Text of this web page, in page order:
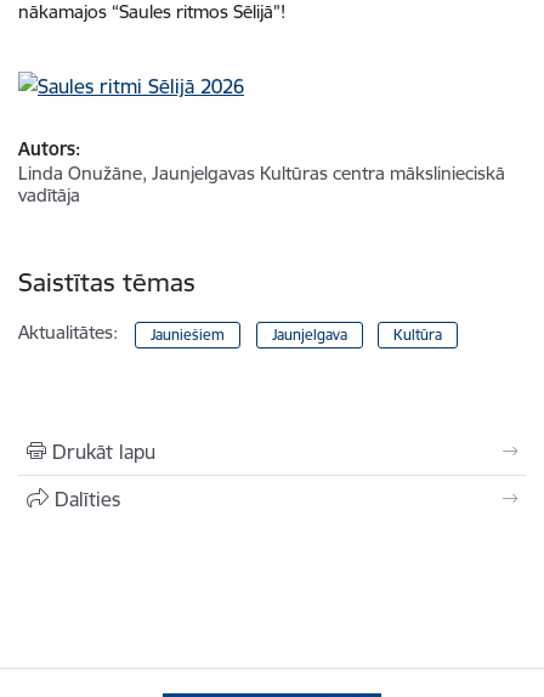
nākamajos “Saules ritmos Sēlijā”!
Autors:
Linda Onužāne, Jaunjelgavas Kultūras centra mākslinieciskā
vadītāja
Saistītas tēmas
Aktualitātes: Jauniešiem Jaunjelgava Kultūra
Drukāt lapu
Dalīties